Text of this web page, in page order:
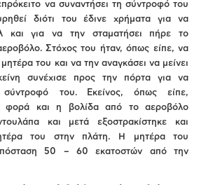
να συναντήσει τη σύντροφό του
διότι του έδινε χρήματα για να
και για να την σταματήσει πήρε το
Στόχος του ήταν, όπως είπε, να
του και να την αναγκάσει να μείνει
συνέχισε προς την πόρτα για να
σύντροφό του. Εκείνος, όπως είπε,
φορά και η βολίδα από το αεροβόλο
και μετά εξοστρακίστηκε και
του στην πλάτη. Η μητέρα του
50 – 60 εκατοστών από την